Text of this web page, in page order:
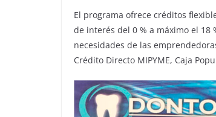
El programa ofrece créditos
de interés del 0 % a máximo el
necesidades de las
Crédito Directo MIPYME, Caja